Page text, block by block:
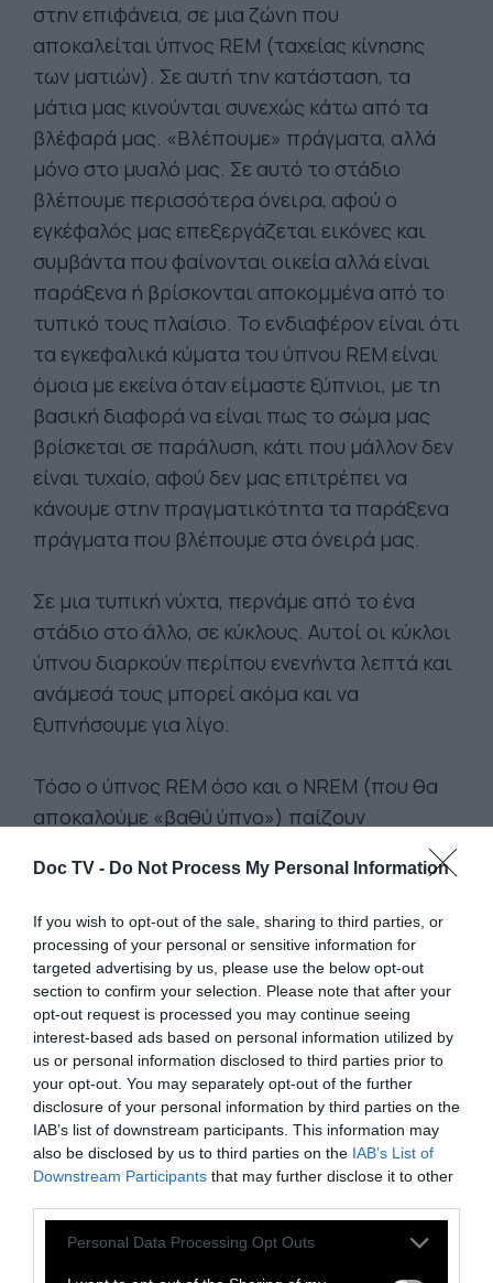
Doc TV - Do Not Process My Personal Information
If you wish to opt-out of the sale, sharing to third parties, or
processing of your personal or sensitive information for
targeted advertising by us, please use the below opt-out
section to confirm your selection. Please note that after your
opt-out request is processed you may continue seeing
interest-based ads based on personal information utilized by
us or personal information disclosed to third parties prior to
your opt-out. You may separately opt-out of the further
disclosure of your personal information by third parties on the
IAB’s list of downstream participants. This information may
also be disclosed by us to third parties on the IAB’s List of
Downstream Participants that may further disclose it to other
Personal Data Processing Opt Outs
στην επιφάνεια, σε μια ζώνη που
αποκαλείται ύπνος REM (ταχείας κίνησης
των ματιών). Σε αυτή την κατάσταση, τα
μάτια μας κινούνται συνεχώς κάτω από τα
βλέφαρά μας. «Βλέπουμε» πράγματα, αλλά
μόνο στο μυαλό μας. Σε αυτό το στάδιο
βλέπουμε περισσότερα όνειρα, αφού ο
εγκέφαλός μας επεξεργάζεται εικόνες και
συμβάντα που φαίνονται οικεία αλλά είναι
παράξενα ή βρίσκονται αποκομμένα από το
τυπικό τους πλαίσιο. Το ενδιαφέρον είναι ότι
τα εγκεφαλικά κύματα του ύπνου REM είναι
όμοια με εκείνα όταν είμαστε ξύπνιοι, με τη
βασική διαφορά να είναι πως το σώμα μας
βρίσκεται σε παράλυση, κάτι που μάλλον δεν
είναι τυχαίο, αφού δεν μας επιτρέπει να
κάνουμε στην πραγματικότητα τα παράξενα
πράγματα που βλέπουμε στα όνειρά μας.
Σε μια τυπική νύχτα, περνάμε από το ένα
στάδιο στο άλλο, σε κύκλους. Αυτοί οι κύκλοι
ύπνου διαρκούν περίπου ενενήντα λεπτά και
ανάμεσά τους μπορεί ακόμα και να
ξυπνήσουμε για λίγο.
Τόσο ο ύπνος REM όσο και ο NREM (που θα
αποκαλούμε «βαθύ ύπνο») παίζουν
καθοριστικό ρόλο στη διαδικασία μάθησης
και στη μνήμη, αλλά με διαφορετικό τρόπο.
Στο στάδιο του βαθέος ύπνου, ο εγκέφαλος
επιλέγει ποιες από τις βραχυχρόνιες
αναμνήσεις που είναι αποθηκευμένες στον
ιππόκαμπο θα κρατήσει και θα τις
αποθηκεύσει στη μακροχρόνια μνήμη του
μετωπιαίου λοβού, βοηθώντας μας έτσι να
αποθηκεύσουμε και να ενισχύσουμε τις
σημαντικότερες αναμνήσεις της μέρας. Οι
ερευνητές έχουν διαπιστώσει ότι υπάρχει
άμεση, γραμμική σχέση ανάμεσα στο
διάστημα που διαρκεί ο βαθύς ύπνος κάθε
βράδυ και στην απόδοση που έχουμε σε